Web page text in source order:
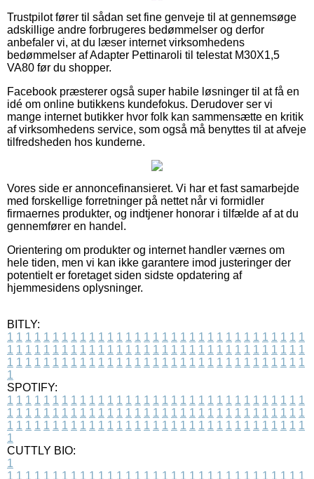
Trustpilot fører til sådan set fine genveje til at gennemsøge
adskillige andre forbrugeres bedømmelser og derfor
anbefaler vi, at du læser internet virksomhedens
bedømmelser af Adapter Pettinaroli til telestat M30X1,5
VA80 før du shopper.
Facebook præsterer også super habile løsninger til at få en
idé om online butikkens kundefokus. Derudover ser vi
mange internet butikker hvor folk kan sammensætte en kritik
af virksomhedens service, som også må benyttes til at afveje
tilfredsheden hos kunderne.
Vores side er annoncefinansieret. Vi har et fast samarbejde
med forskellige forretninger på nettet når vi formidler
firmaernes produkter, og indtjener honorar i tilfælde af at du
gennemfører en handel.
Orientering om produkter og internet handler værnes om
hele tiden, men vi kan ikke garantere imod justeringer der
potentielt er foretaget siden sidste opdatering af
hjemmesidens oplysninger.
BITLY:
1 1 1 1 1 1 1 1 1 1 1 1 1 1 1 1 1 1 1 1 1 1 1 1 1 1 1 1 1 1 1 1 1
1 1 1 1 1 1 1 1 1 1 1 1 1 1 1 1 1 1 1 1 1 1 1 1 1 1 1 1 1 1 1 1 1
1 1 1 1 1 1 1 1 1 1 1 1 1 1 1 1 1 1 1 1 1 1 1 1 1 1 1 1 1 1 1 1 1
1
SPOTIFY:
1 1 1 1 1 1 1 1 1 1 1 1 1 1 1 1 1 1 1 1 1 1 1 1 1 1 1 1 1 1 1 1 1
1 1 1 1 1 1 1 1 1 1 1 1 1 1 1 1 1 1 1 1 1 1 1 1 1 1 1 1 1 1 1 1 1
1 1 1 1 1 1 1 1 1 1 1 1 1 1 1 1 1 1 1 1 1 1 1 1 1 1 1 1 1 1 1 1 1
1
CUTTLY BIO:
1
1 1 1 1 1 1 1 1 1 1 1 1 1 1 1 1 1 1 1 1 1 1 1 1 1 1 1 1 1 1 1 1 1